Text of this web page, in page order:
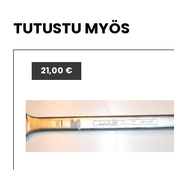
TUTUSTU MYÖS
21,00 €